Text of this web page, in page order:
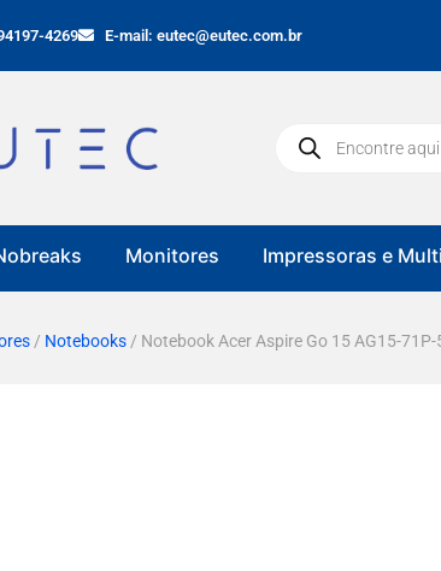
4269 E-mail: eutec@eutec.com.br
Monitores Impressoras e
/ Notebooks / Notebook Acer Aspire Go 15 AG15-